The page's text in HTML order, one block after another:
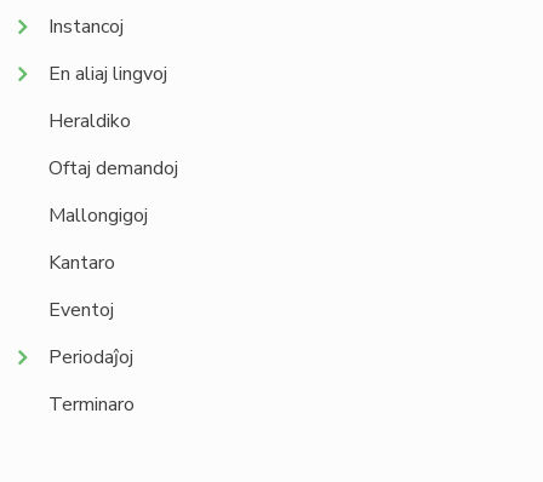
Instancoj
En aliaj lingvoj
Heraldiko
Oftaj demandoj
Mallongigoj
Kantaro
Eventoj
Periodaĵoj
Terminaro